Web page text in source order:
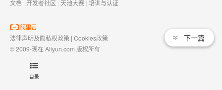
目录
下一篇
文档 | 开发者社区 | 天池大赛 | 培训与认证
法律声明及隐私权政策 | Cookies政策
© 2009-现在 Aliyun.com 版权所有
域名注册服务机构许可：